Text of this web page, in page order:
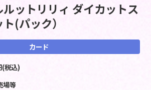
ットリリィ ダイカットス
(パック）
カード
(税込)
場等